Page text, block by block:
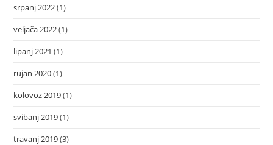
srpanj 2022(1)
veljača 2022(1)
lipanj 2021 (1)
rujan 2020(1)
kolovoz 2019(1)
svibanj 2019(1)
travanj 2019(3)